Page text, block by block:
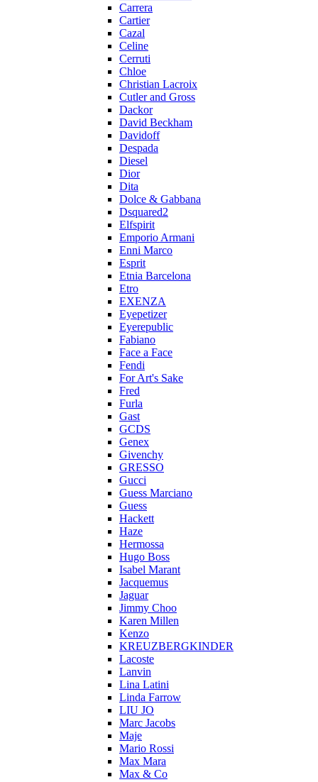
Carrera
Cartier
Cazal
Celine
Cerruti
Chloe
Christian Lacroix
Cutler and Gross
Dackor
David Beckham
Davidoff
Despada
Diesel
Dior
Dita
Dolce & Gabbana
Dsquared2
Elfspirit
Emporio Armani
Enni Marco
Esprit
Etnia Barcelona
Etro
EXENZA
Eyepetizer
Eyerepublic
Fabiano
Face a Face
Fendi
For Art's Sake
Fred
Furla
Gast
GCDS
Genex
Givenchy
GRESSO
Gucci
Guess Marciano
Guess
Hackett
Haze
Hermossa
Hugo Boss
Isabel Marant
Jacquemus
Jaguar
Jimmy Choo
Karen Millen
Kenzo
KREUZBERGKINDER
Lacoste
Lanvin
Lina Latini
Linda Farrow
LIU JO
Marc Jacobs
Maje
Mario Rossi
Max Mara
Max & Co